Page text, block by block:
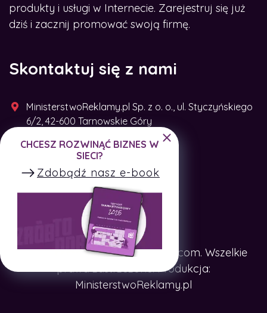
produkty i usługi w Internecie. Zarejestruj się już
dziś i zacznij promować swoją firmę.
Skontaktuj się z nami
MinisterstwoReklamy.pl Sp. z o. o., ul. Styczyńskiego
6/2, 42-600 Tarnowskie Góry
+48 791 493 287
Copyright © SpotTheCompany.com. Wszelkie
prawa zastrzeżone. Produkcja:
MinisterstwoReklamy.pl
CHCESZ ROZWINĄĆ BIZNES W
SIECI?
Zdobądź nasz e-book